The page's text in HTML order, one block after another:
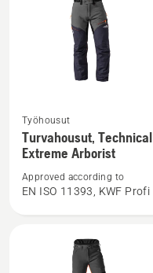
lisätietoja
tuotteesta
Technical
Työhousut
Turvahousut, Technical
Extreme Arborist
Approved according to
EN ISO 11393, KWF Profi